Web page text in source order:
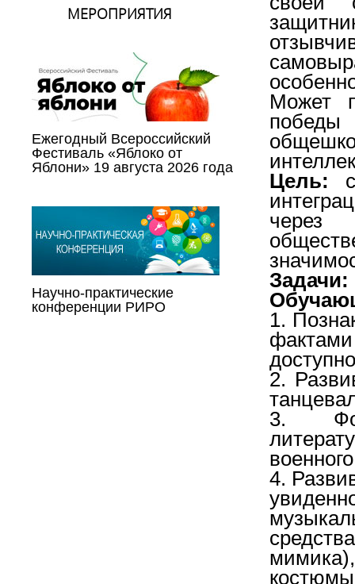
МЕРОПРИЯТИЯ
Ежегодный Всероссийский
Фестиваль «Яблоко от
Яблони» 19 августа 2026 года
Научно-практические
конференции РИРО
Может
победы
Цель:
через
Задачи:
1.
2.
3.
4.